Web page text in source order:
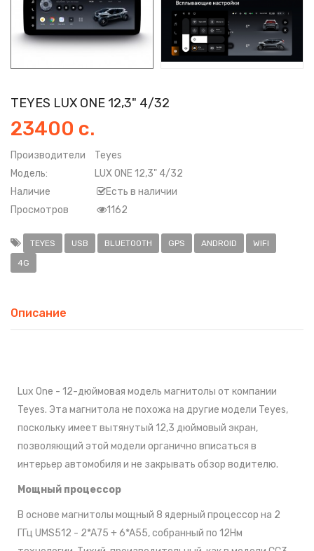
TEYES LUX ONE 12,3" 4/32
23400 с.
Производители
Teyes
Модель:
LUX ONE 12,3" 4/32
Наличие
Есть в наличии
Просмотров
1162
TEYES USB BLUETOOTH GPS ANDROID
WIFI
4G
Описание
Lux One - 12-дюймовая модель магнитолы от компании
Teyes. Эта магнитола не похожа на другие модели Teyes,
поскольку имеет вытянутый 12,3 дюймовый экран,
позволяющий этой модели органично вписаться в
интерьер автомобиля и не закрывать обзор водителю.
Мощный процессор
В основе магнитолы мощный 8 ядерный процессор на 2
ГГц UMS512 - 2*A75 + 6*A55, собранный по 12Нм